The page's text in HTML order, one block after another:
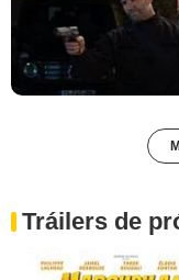
Tráilers de